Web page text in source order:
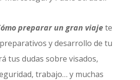
preparar un gran viajete
y desarrollo de tu
tus dudas sobre visados,
trabajo… y muchas